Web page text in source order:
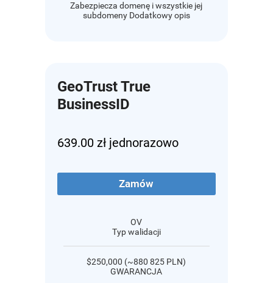
Zabezpiecza domenę i wszystkie jej
subdomeny Dodatkowy opis
GeoTrust True
BusinessID
639.00 zł jednorazowo
Zamów
OV
Typ walidacji
$250,000 (~880 825 PLN)
GWARANCJA